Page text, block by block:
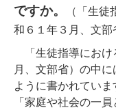
ですか。
（「生
和６１年３月、文部
「生徒指導におけ
月、文部省）の中
ように書かれていま
「家庭や社会の一